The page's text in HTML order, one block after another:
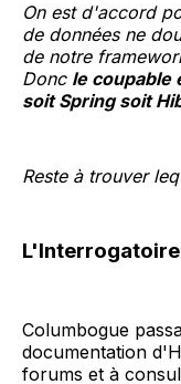
On est d'accord
de données ne
de notre
Donc le coupable
soit Spring soit
Reste à trouver
Columbogue
documentation
forums et à